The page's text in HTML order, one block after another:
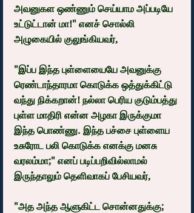
அவனுகள ஒண்ணும் செய்யாம அப்படியே
உட்டுட்டான் மா!" எனச் சொல்லி
அழுகையில் குலுங்கியவர்,
"இப்ப இந்த புள்ளையையே அவனுக்கு
ரெண்டாந்தாரமா கொடுக்க ஒத்துக்கிட்டு
வந்து நிக்கறான்! நல்லா பெரிய குடும்பத்து
புள்ள மாதிரி என்ன அழகா இருக்குமா
இந்த பொண்ணு. இந்த பச்சை புள்ளைய
உசுரோட பலி கொடுக்க எனக்கு மனசு
வரலம்மா;" எனப் படிப்பறிவில்லாமல்
இருந்தாலும் தெளிவாகப் பேசியவர்,
"அத அந்த ஆளுகிட்ட சொன்னதுக்கு;